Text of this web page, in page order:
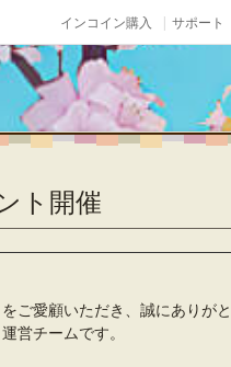
インコイン購入 サポート
ト開催
ご愛顧いただき、誠にありが
営チームです。